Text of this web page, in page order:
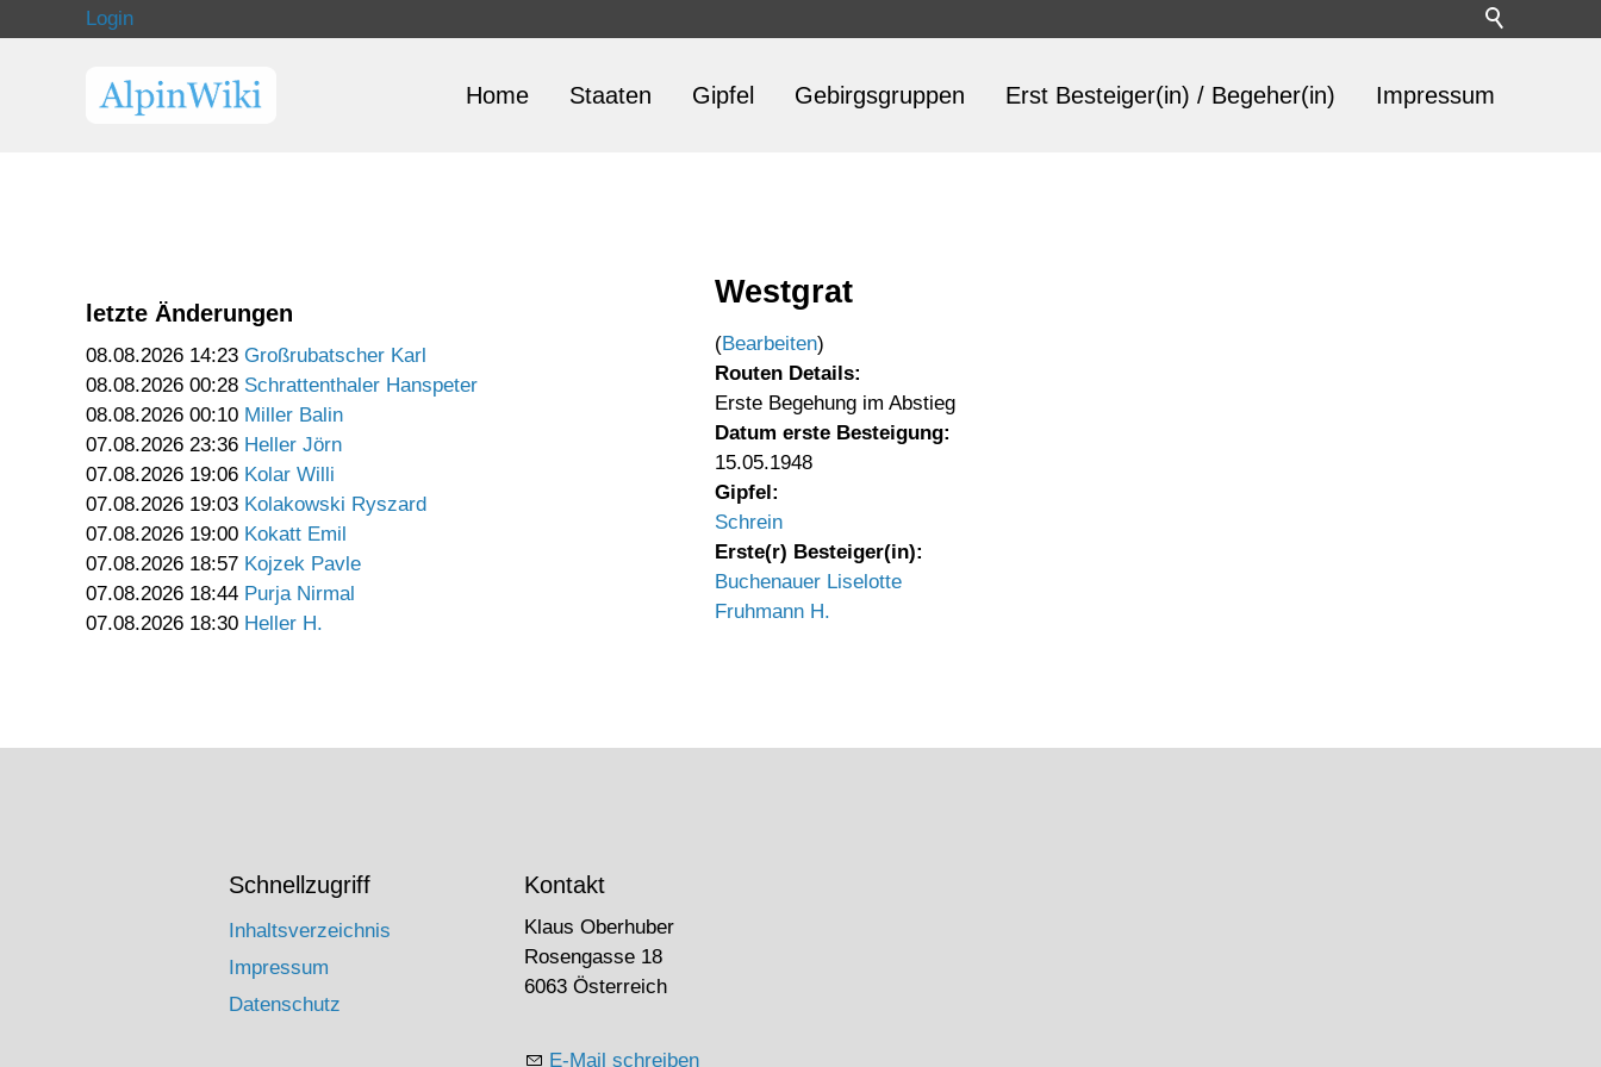
Login
Home Staaten Gipfel Gebirgsgruppen Erst Besteiger(in) / Begeher(in) Impressum
letzte Änderungen
08.08.2026 14:23 Großrubatscher Karl
08.08.2026 00:28 Schrattenthaler Hanspeter
08.08.2026 00:10 Miller Balin
07.08.2026 23:36 Heller Jörn
07.08.2026 19:06 Kolar Willi
07.08.2026 19:03 Kolakowski Ryszard
07.08.2026 19:00 Kokatt Emil
07.08.2026 18:57 Kojzek Pavle
07.08.2026 18:44 Purja Nirmal
07.08.2026 18:30 Heller H.
Westgrat
(Bearbeiten)
Routen Details:
Erste Begehung im Abstieg
Datum erste Besteigung:
15.05.1948
Gipfel:
Schrein
Erste(r) Besteiger(in):
Buchenauer Liselotte
Fruhmann H.
Schnellzugriff
Inhaltsverzeichnis
Impressum
Datenschutz
Kontakt
Klaus Oberhuber
Rosengasse 18
6063 Österreich
E-Mail schreiben